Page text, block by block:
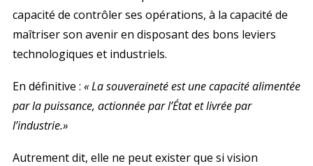
capacité de contrôler ses opérations, à la capacité de
maîtriser son avenir en disposant des bons leviers
technologiques et industriels.
En définitive : « La souveraineté est une capacité alimentée
par la puissance, actionnée par l’État et livrée par
l’industrie.»
Autrement dit, elle ne peut exister que si vision